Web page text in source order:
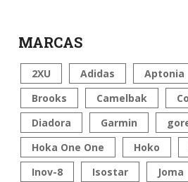
MARCAS
2XU Adidas Aptonia
Brooks
Camelbak
Diadora
Garmin
Hoka One One
Hoko
Inov-8
Isostar Joma